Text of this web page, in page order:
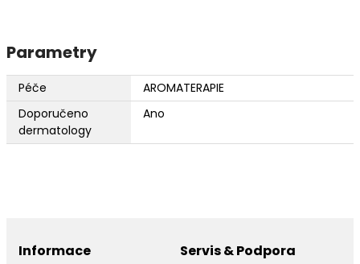
Parametry
Péče
AROMATERAPIE
Doporučeno
dermatology
Ano
Informace Servis & Podpora